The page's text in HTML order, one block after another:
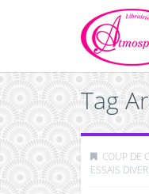
Tag
COUP DE
ESSAIS